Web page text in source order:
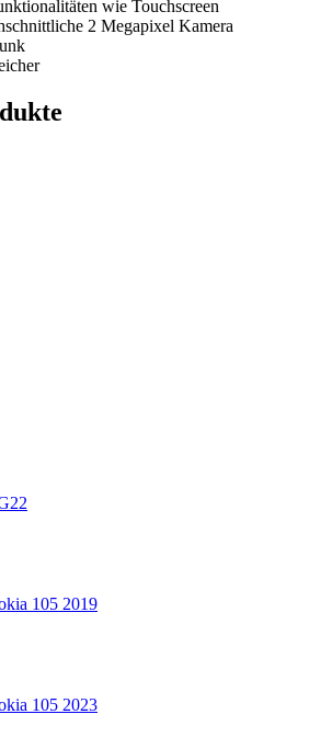
wie Touchscreen
2 Megapixel Kamera
105 2019
105 2023